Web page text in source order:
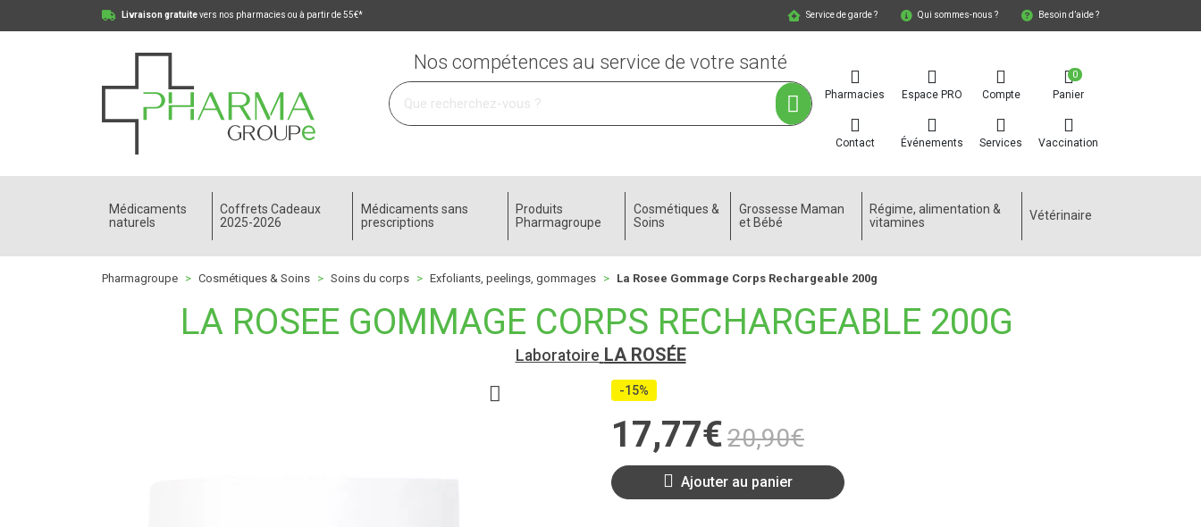
Livraison gratuitevers nos pharmacies ou à partir de 55€* Service de garde ? Qui sommes-nous ? Besoin d’aide ?
Pharmagroupe Votre pharmacie en ligne à votre service
Pharmacies
Contact
Espace PRO
Événements
Compte
Services
Panier
0
Vaccination
Nos compétences au service de votre santé
Médicaments
naturels
Coffrets Cadeaux
2025-2026
Médicaments sans
prescriptions
Produits
Pharmagroupe
Cosmétiques &
Soins
Grossesse Maman
et Bébé
Régime, alimentation &
vitamines
Vétérinaire
Pharmagroupe Cosmétiques & Soins Soins du corps Exfoliants, peelings, gommages La Rosee Gommage Corps Rechargeable 200g
LA ROSEE GOMMAGE CORPS RECHARGEABLE 200G
Laboratoire LA ROSÉE
-15%
17,77€20,90€
Ajouter au panier